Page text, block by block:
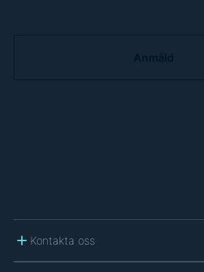
Kontakta oss